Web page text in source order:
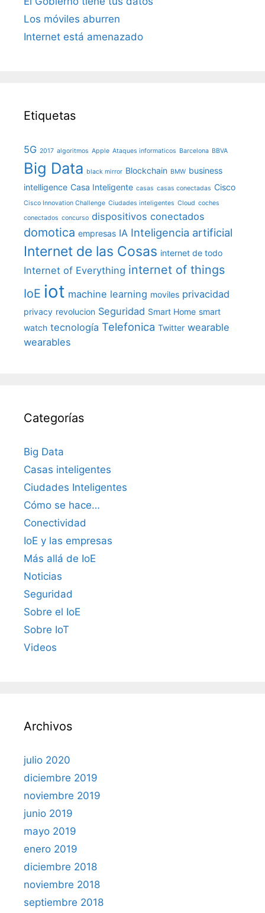
Los móviles aburren
Internet está amenazado
Etiquetas
5G 2017 algoritmos Apple Ataques informaticos Barcelona BBVA
Big Data black mirror Blockchain BMW business
intelligence Casa Inteligente casas casas conectadas Cisco
Cisco Innovation Challenge Ciudades inteligentes Cloud coches
conectados concurso dispositivos conectados
domotica empresas IA Inteligencia artificial
Internet de las Cosas internet de todo
Internet of Everything internet of things
IoE iot machine learning moviles privacidad
privacy revolucion Seguridad Smart Home smart
watch tecnología Telefonica Twitter wearable
wearables
Categorías
Big Data
Casas inteligentes
Ciudades Inteligentes
Cómo se hace…
Conectividad
IoE y las empresas
Más allá de IoE
Noticias
Seguridad
Sobre el IoE
Sobre IoT
Videos
Archivos
julio 2020
diciembre 2019
noviembre 2019
junio 2019
mayo 2019
enero 2019
diciembre 2018
noviembre 2018
septiembre 2018